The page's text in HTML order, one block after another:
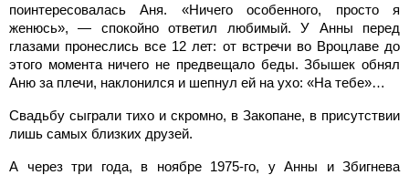
поинтересовалась Аня. «Ничего особенного, просто я
женюсь», — спокойно ответил любимый. У Анны перед
глазами пронеслись все 12 лет: от встречи во Вроцлаве до
этого момента ничего не предвещало беды. Збышек обнял
Аню за плечи, наклонился и шепнул ей на ухо: «На тебе»…
Свадьбу сыграли тихо и скромно, в Закопане, в присутствии
лишь самых близких друзей.
А через три года, в ноябре 1975-го, у Анны и Збигнева